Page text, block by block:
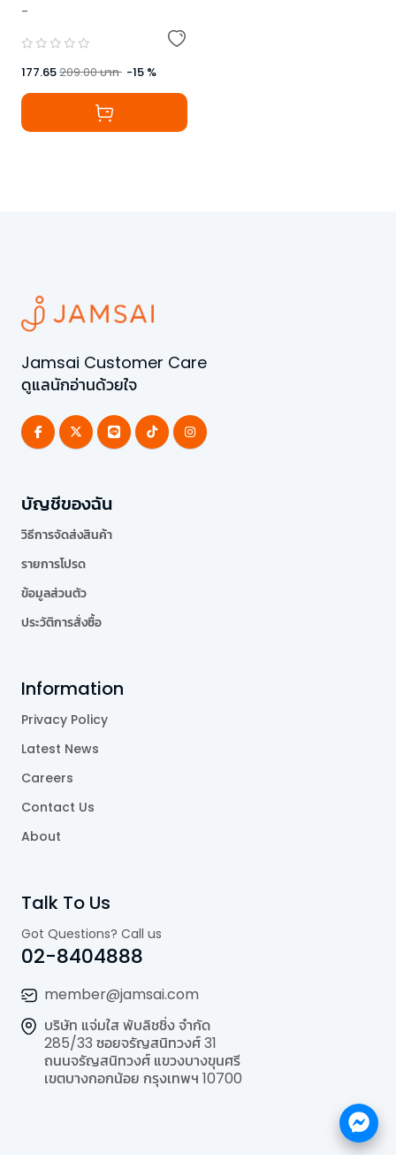
-
177.65209.00บาท -15 %
Jamsai Customer Care
ดูแลนักอ่านด้วยใจ
บัญชีของฉัน
วิธีการจัดส่งสินค้า
รายการโปรด
ข้อมูลส่วนตัว
ประวัติการสั่งซื้อ
Information
Privacy Policy
Latest News
Careers
Contact Us
About
Talk To Us
Got Questions? Call us
02-8404888
member@jamsai.com
บริษัท แจ่มใส พับลิชชิ่ง จำกัด
285/33 ซอยจรัญสนิทวงศ์ 31
ถนนจรัญสนิทวงศ์ แขวงบางขุนศรี
เขตบางกอกน้อย กรุงเทพฯ 10700